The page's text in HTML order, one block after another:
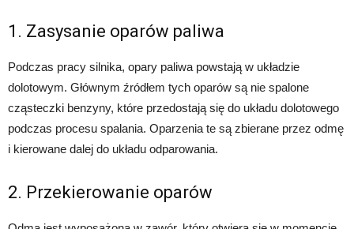
1. Zasysanie oparów paliwa
Podczas pracy silnika, opary paliwa powstają w układzie
dolotowym. Głównym źródłem tych oparów są nie spalone
cząsteczki benzyny, które przedostają się do układu dolotowego
podczas procesu spalania. Oparzenia te są zbierane przez odmę
i kierowane dalej do układu odparowania.
2. Przekierowanie oparów